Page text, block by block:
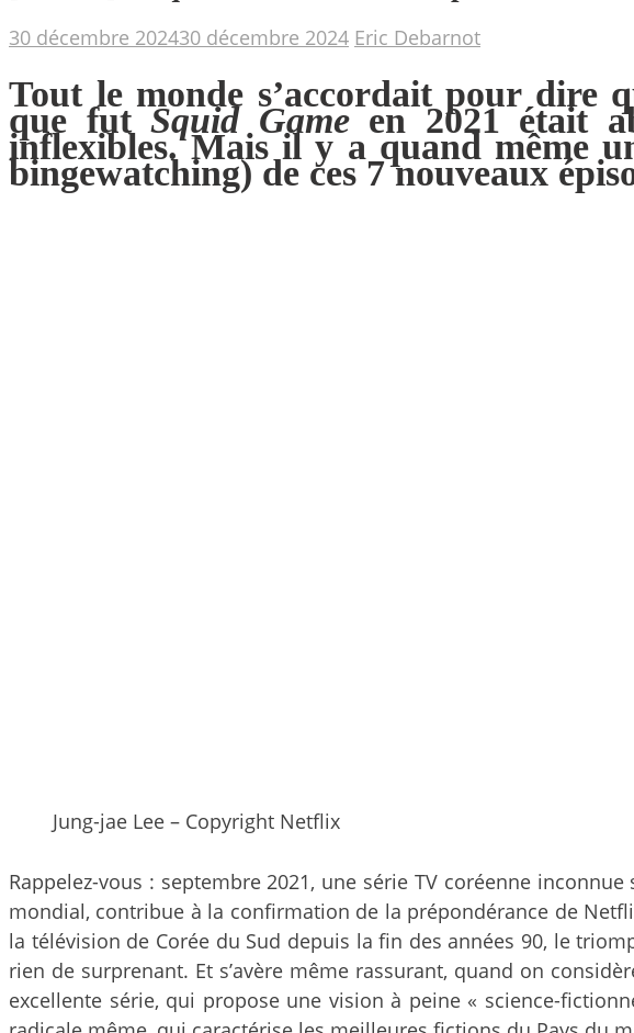
30 décembre 202430 décembre 2024 Eric Debarnot
Tout le monde s’accordait pour dire
que futSquid Gameen 2021 était
inflexibles. Mais il y a quand même
bingewatching) de ces 7 nouveaux
Jung-jae Lee – Copyright Netflix
Rappelez-vous : septembre 2021, une série TV coréenne
mondial, contribue à la confirmation de la prépondérance de
la télévision de Corée du Sud depuis la fin des années 90, le
rien de surprenant. Et s’avère même rassurant, quand on
excellente série, qui propose une vision à peine « science-